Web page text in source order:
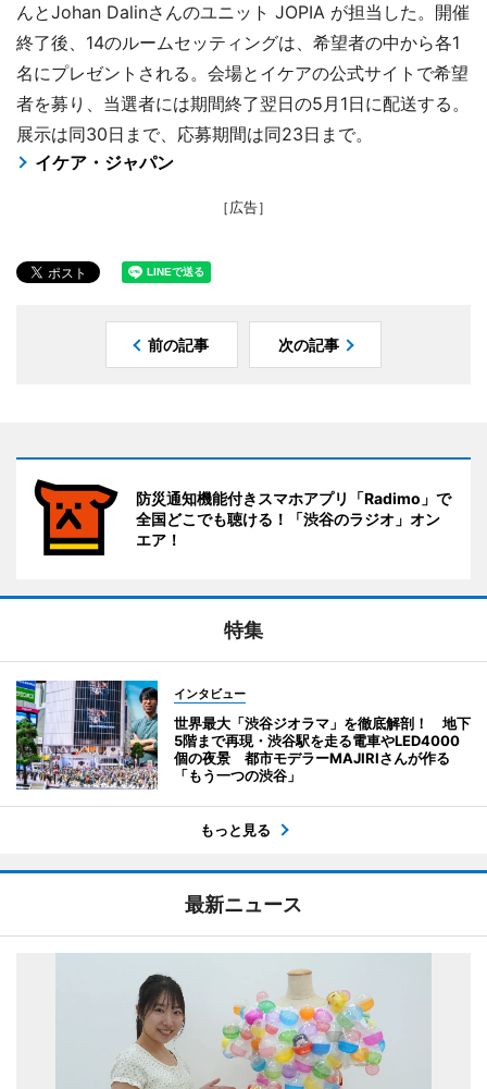
んとJohan Dalinさんのユニット JOPIA が担当した。開催
終了後、14のルームセッティングは、希望者の中から各1
名にプレゼントされる。会場とイケアの公式サイトで希望
者を募り、当選者には期間終了翌日の5月1日に配送する。
展示は同30日まで、応募期間は同23日まで。
イケア・ジャパン
［広告］
前の記事 次の記事
防災通知機能付きスマホアプリ「Radimo」で
全国どこでも聴ける！「渋谷のラジオ」オン
エア！
特集
インタビュー
世界最大「渋谷ジオラマ」を徹底解剖！ 地下
5階まで再現・渋谷駅を走る電車やLED4000
個の夜景 都市モデラーMAJIRIさんが作る
「もう一つの渋谷」
もっと見る
最新ニュース